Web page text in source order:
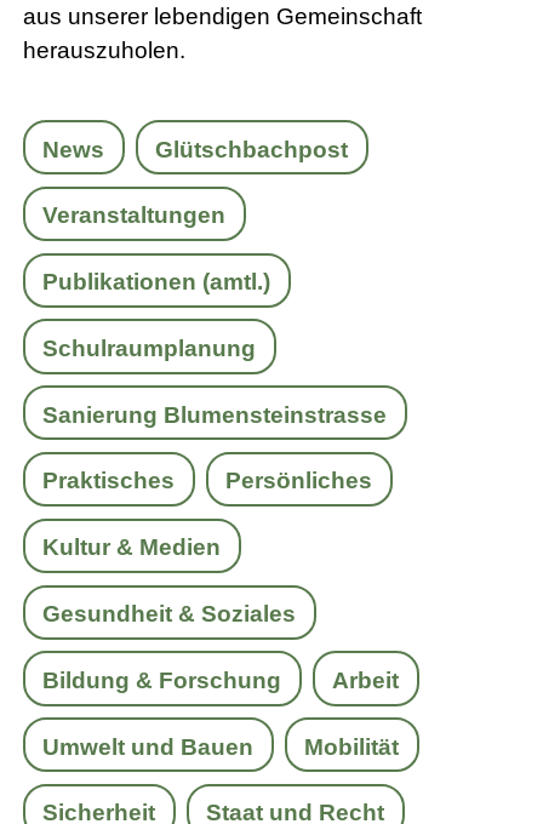
aus unserer lebendigen Gemeinschaft
herauszuholen.
News Glütschbachpost
Veranstaltungen
Publikationen (amtl.)
Schulraumplanung
Sanierung Blumensteinstrasse
Praktisches Persönliches
Kultur & Medien
Gesundheit & Soziales
Bildung & Forschung Arbeit
Umwelt und Bauen Mobilität
Sicherheit Staat und Recht